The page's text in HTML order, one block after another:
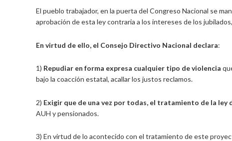
El pueblo trabajador, en la puerta del Congreso Nacional se
aprobación de esta ley contraria a los intereses de los
En virtud de ello, el Consejo Directivo Nacional declara:
1) Repudiar en forma expresa cualquier tipo de violencia
bajo la coacción estatal, acallar los justos reclamos.
2) Exigir que de una vez por todas, el tratamiento de la ley
AUH y pensionados.
3) En virtud de lo acontecido con el tratamiento de este